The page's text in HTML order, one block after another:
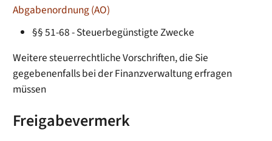
Abgabenordnung (AO)
§§ 51-68 - Steuerbegünstigte Zwecke
Weitere steuerrechtliche Vorschriften, die Sie
gegebenenfalls bei der Finanzverwaltung erfragen
müssen
Freigabevermerk